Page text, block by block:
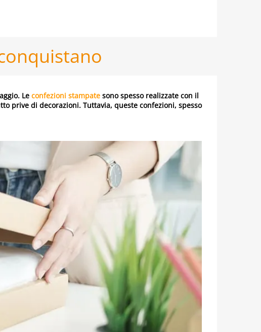
Le confezioni stampate sono spesso realizzate con il
prive di decorazioni. Tuttavia, queste confezioni, spesso